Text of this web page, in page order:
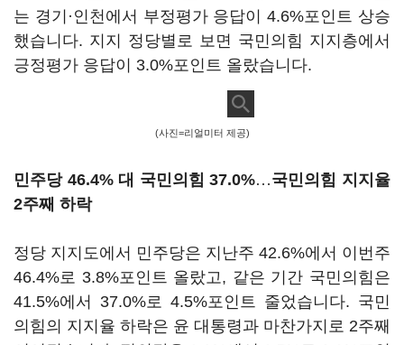
는 경기·인천에서 부정평가 응답이 4.6%포인트 상승
했습니다. 지지 정당별로 보면 국민의힘 지지층에서
긍정평가 응답이 3.0%포인트 올랐습니다.
(사진=리얼미터 제공)
민주당 46.4% 대 국민의힘 37.0%…국민의힘 지지율
2주째 하락
정당 지지도에서 민주당은 지난주 42.6%에서 이번주
46.4%로 3.8%포인트 올랐고, 같은 기간 국민의힘은
41.5%에서 37.0%로 4.5%포인트 줄었습니다. 국민
의힘의 지지율 하락은 윤 대통령과 마찬가지로 2주째